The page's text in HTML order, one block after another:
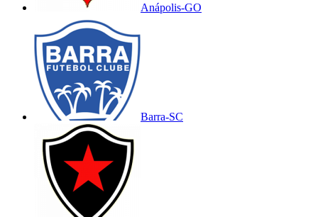
Anápolis-GO
Barra-SC